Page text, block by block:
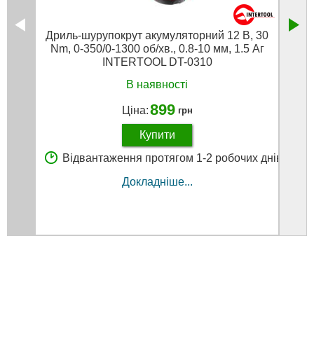
Дриль-шурупокрут акумуляторний 12 В, 30
Nm, 0-350/0-1300 об/хв., 0.8-10 мм, 1.5 Аг
INTERTOOL DT-0310
В наявності
Ціна:899 грн
Купити
Відвантаження протягом 1-2 робочих днів
Докладніше...